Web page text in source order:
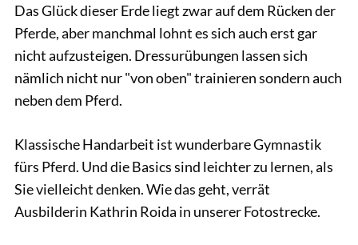
Das Glück dieser Erde liegt zwar auf dem Rücken der
Pferde, aber manchmal lohnt es sich auch erst gar
nicht aufzusteigen. Dressurübungen lassen sich
nämlich nicht nur "von oben" trainieren sondern auch
neben dem Pferd.
Klassische Handarbeit ist wunderbare Gymnastik
fürs Pferd. Und die Basics sind leichter zu lernen, als
Sie vielleicht denken. Wie das geht, verrät
Ausbilderin Kathrin Roida in unserer Fotostrecke.